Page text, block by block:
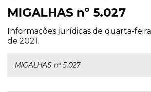
MIGALHAS nº 5.027
Informações jurídicas de quarta-
de 2021.
MIGALHAS nº 5.027